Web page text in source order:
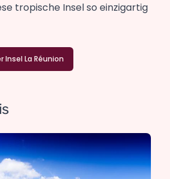
tropische Insel so einzigartig
Insel La Réunion